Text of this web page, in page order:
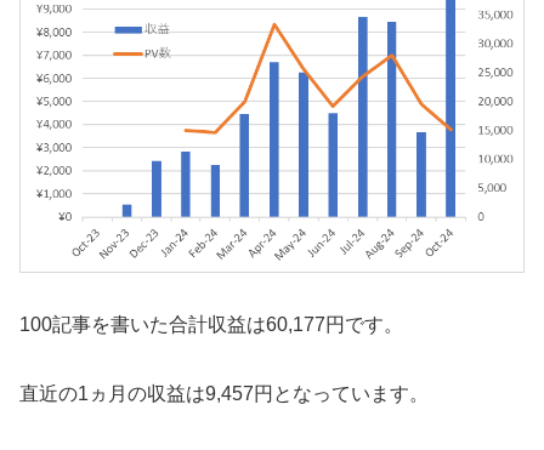
100記事を書いた合計収益は60,177円です。
直近の1ヵ月の収益は9,457円となっています。